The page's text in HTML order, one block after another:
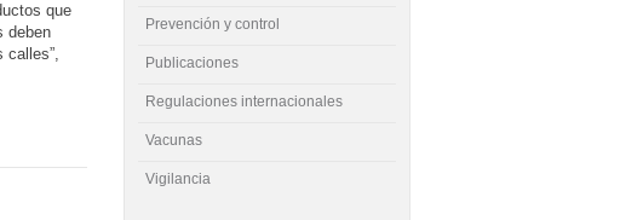
que
deben
calles”,
Prevención y control
Publicaciones
Regulaciones internacionales
Vacunas
Vigilancia